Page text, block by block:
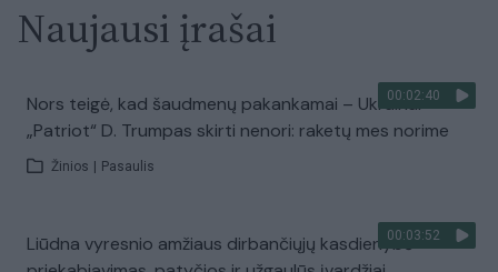
Naujausi įrašai
00:02:40
Nors teigė, kad šaudmenų pakankamai – Ukrainai
„Patriot“ D. Trumpas skirti nenori: raketų mes norime
Žinios Pasaulis
00:03:52
Liūdna vyresnio amžiaus dirbančiųjų kasdienybė –